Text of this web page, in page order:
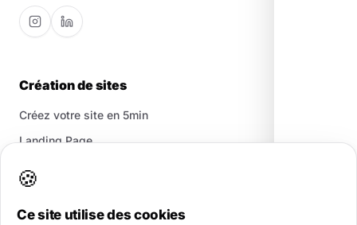
Création de sites
Créez votre site en 5min
Landing Page
Site E-commerce
Maintenance Web
🍪
Ce site utilise des cookies